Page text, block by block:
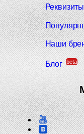
Реквизиты
Наши
Блог beta